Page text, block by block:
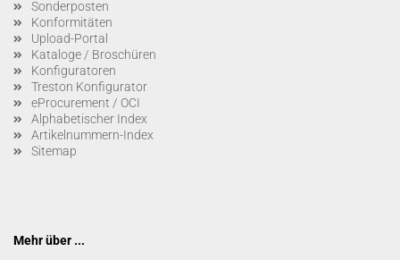
Sonderposten
Konformitäten
Upload-Portal
Kataloge / Broschüren
Konfiguratoren
Treston Konfigurator
eProcurement / OCI
Alphabetischer Index
Artikelnummern-Index
Sitemap
Mehr über ...